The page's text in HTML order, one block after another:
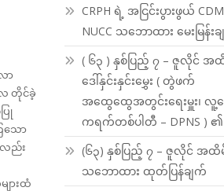
ာ
တိုင်ခဲ့
ြု
သော
ည်း
ားထံ
CRPH ရဲ့ အငြင်းပွားဖွယ်
NUCC သဘောထား မေးမြန်း
( ၆၃ ) နှစ်ပြည့် ၇ – ဇူလိုင်
ဒေါ်နှင်းနှင်းမွှေး ( တွဲဖက်
အထွေထွေအတွင်းရေးမှူး၊ လူ့
ကရက်တစ်ပါတီ – DPNS )
(၆၃) နှစ်ပြည့် ၇ – ဇူလိုင် အ
သဘောထား ထုတ်ပြန်ချက်